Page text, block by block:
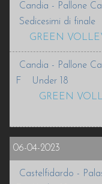
Candia - Pallone
Sedicesimi di finale
GREEN
Candia - Pallone
F
Under 18
GREEN
06-04-2023
Castelfidardo -